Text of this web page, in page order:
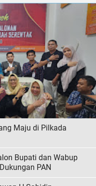
Maju di Pilkada
Bupati dan Wabup
PAN